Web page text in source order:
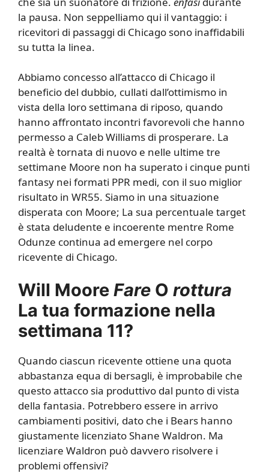
la pausa. Non seppelliamo qui il vantaggio: i
ricevitori di passaggi di Chicago sono inaffidabili
su tutta la linea.
Abbiamo concesso all’attacco di Chicago il
beneficio del dubbio, cullati dall’ottimismo in
vista della loro settimana di riposo, quando
hanno affrontato incontri favorevoli che hanno
permesso a Caleb Williams di prosperare. La
realtà è tornata di nuovo e nelle ultime tre
settimane Moore non ha superato i cinque punti
fantasy nei formati PPR medi, con il suo miglior
risultato in WR55. Siamo in una situazione
disperata con Moore; La sua percentuale target
è stata deludente e incoerente mentre Rome
Odunze continua ad emergere nel corpo
ricevente di Chicago.
Will Moore Fare O rottura
La tua formazione nella
settimana 11?
Quando ciascun ricevente ottiene una quota
abbastanza equa di bersagli, è improbabile che
questo attacco sia produttivo dal punto di vista
della fantasia. Potrebbero essere in arrivo
cambiamenti positivi, dato che i Bears hanno
giustamente licenziato Shane Waldron. Ma
licenziare Waldron può davvero risolvere i
problemi offensivi?